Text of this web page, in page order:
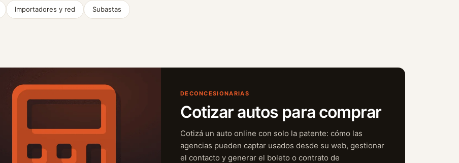
Importadores y red Subastas
DECONCESIONARIAS
Cotizar autos para comprar
Cotizá un auto online con solo la patente: cómo las
agencias pueden captar usados desde su web, gestionar
el contacto y generar el boleto o contrato de